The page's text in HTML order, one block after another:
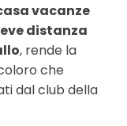
vacanze
distanza
, rende la
che
dal club della